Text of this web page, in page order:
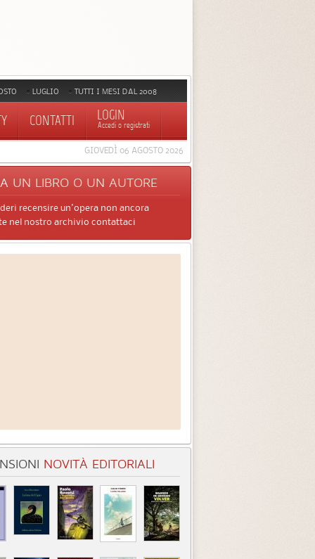
LUGLIO TUTTI I MESI DAL 2008
CONTATTI LOGIN
Accedi o registrati
GIOVEDÌ 06 AGOSTO 2026
UN LIBRO O UN AUTORE
recensire un'opera non ancora
nel nostro archivio contattaci
NOVITÀ EDITORIALI